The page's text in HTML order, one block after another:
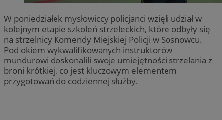
W poniedziałek mysłowiccy policjanci wzięli udział w
kolejnym etapie szkoleń strzeleckich, które odbyły się
na strzelnicy Komendy Miejskiej Policji w Sosnowcu.
Pod okiem wykwalifikowanych instruktorów
mundurowi doskonalili swoje umiejętności strzelania z
broni krótkiej, co jest kluczowym elementem
przygotowań do codziennej służby.